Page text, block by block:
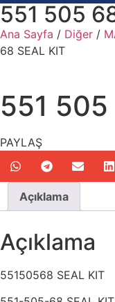
551 505
Ana Sayfa / Diğer /
68 SEAL KIT
551 505
PAYLAŞ
Açıklama
Açıklama
55150568 SEAL KIT